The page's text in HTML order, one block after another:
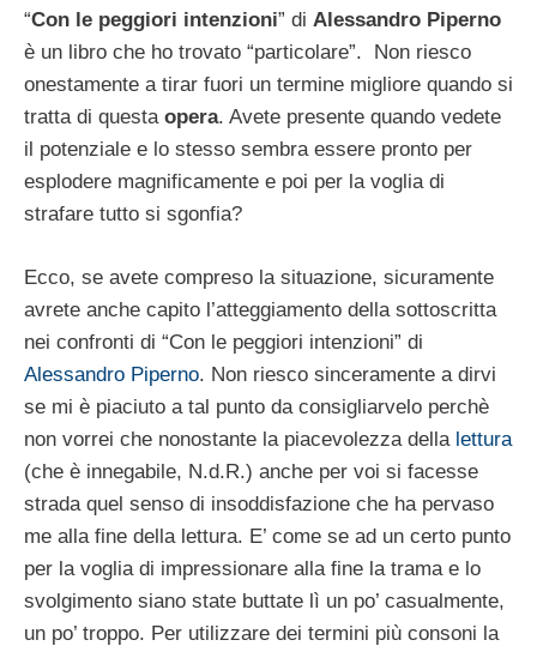
“Con le peggiori intenzioni” di Alessandro Piperno
è un libro che ho trovato “particolare”. Non riesco
onestamente a tirar fuori un termine migliore quando si
tratta di questa opera. Avete presente quando vedete
il potenziale e lo stesso sembra essere pronto per
esplodere magnificamente e poi per la voglia di
strafare tutto si sgonfia?
Ecco, se avete compreso la situazione, sicuramente
avrete anche capito l’atteggiamento della sottoscritta
nei confronti di “Con le peggiori intenzioni” di
Alessandro Piperno. Non riesco sinceramente a dirvi
se mi è piaciuto a tal punto da consigliarvelo perchè
non vorrei che nonostante la piacevolezza della lettura
(che è innegabile, N.d.R.) anche per voi si facesse
strada quel senso di insoddisfazione che ha pervaso
me alla fine della lettura. E’ come se ad un certo punto
per la voglia di impressionare alla fine la trama e lo
svolgimento siano state buttate lì un po’ casualmente,
un po’ troppo. Per utilizzare dei termini più consoni la